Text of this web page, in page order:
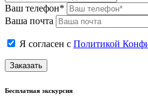
Ваш телефон*
Ваша почта
Я согласен с Политикой
Заказать
Бесплатная экскурсия